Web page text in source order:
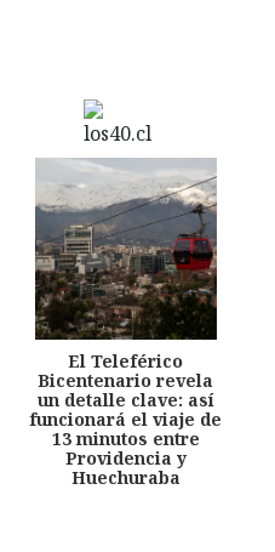
El Teleférico
Bicentenario revela
un detalle clave: así
funcionará el viaje de
13 minutos entre
Providencia y
Huechuraba